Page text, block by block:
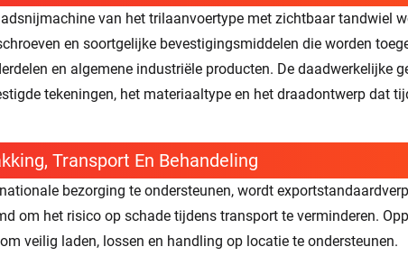
van het trilaanvoertype met zichtbaar tandwiel
en soortgelijke bevestigingsmiddelen die worden
en algemene industriële producten. De daadwerkelijke
tekeningen, het materiaaltype en het draadontwerp dat
Transport En Behandeling
bezorging te ondersteunen, wordt
om het risico op schade tijdens transport te verminderen.
veilig laden, lossen en handling op locatie te ondersteunen.